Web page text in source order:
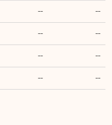
--
--
--
--
--
--
--
--